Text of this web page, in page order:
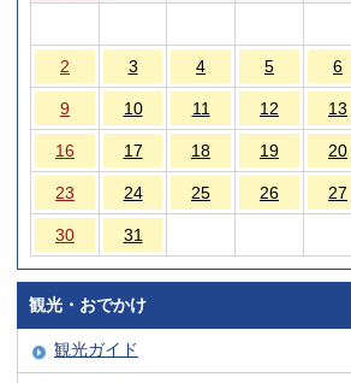
2 3 4 5 6
9 10 11 12 13
16 17 18 19 20
23 24 25 26 27
30 31
観光・おでかけ
観光ガイド